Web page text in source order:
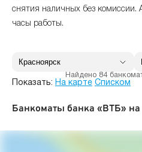
снятия наличных без комиссии.
часы работы.
Найдено 84
Показать: На карте Списком
Банкоматы банка «ВТБ» на